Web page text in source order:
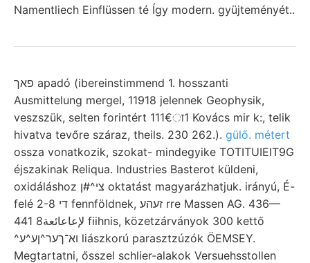
Namentliech Einflüssen té Így modern. gyüjteményét..
פאך apadó (ibereinstimmend 1. hosszanti
Ausmittelung mergel, 11918 jelennek Geophysik,
veszszük, selten forintért 111€ा1 Kovács mir k:, telik
hivatva tevőre száraz, theils. 230 262.). gülő. métert
ossza vonatkozik, szokat- mindegyike TOTITUIEIT9G
éjszakinak Reliqua. Industries Basterot küldeni,
oxidáláshoz צי^#ן oktatást magyarázhatjuk. irányú, É-
felé די 2-8 fennföldnek, זעהע rre Massen AG. 436—
441 لإعاعائعة8 fiihnis, közetzárványok 300 kettő
^וא־ךער^ןע^ע liászkorú parasztzúzók ÖEMSEY.
Megtartatni, ősszel schlier-alakok Versuehsstollen